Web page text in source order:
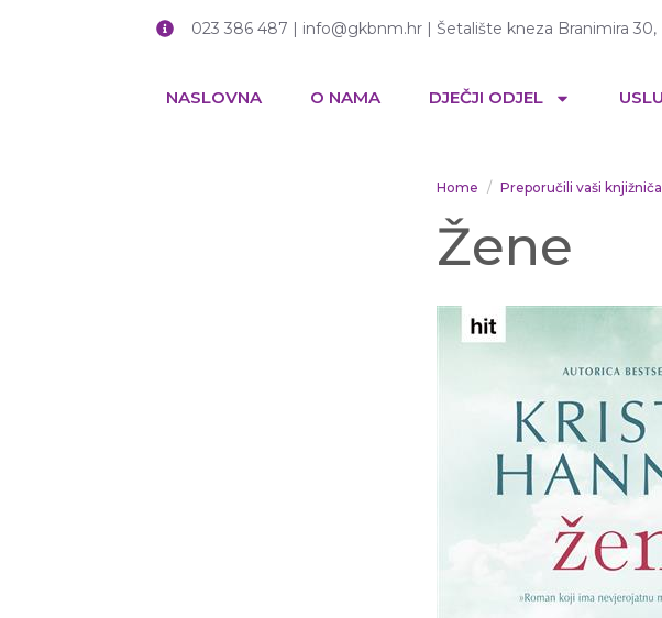
023 386 487 | info@gkbnm.hr | Šetalište kneza Branimira 30,
NASLOVNA O NAMA DJEČJI ODJEL
Home Preporučili vaši
Žene